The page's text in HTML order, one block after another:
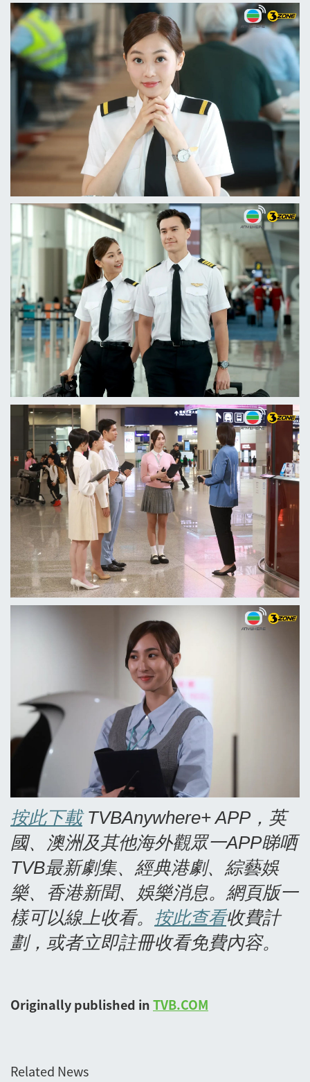
按此下載TVBAnywhere+ APP ，英
國、澳洲及其他海外觀眾一APP睇哂
TVB最新劇集、經典港劇、綜藝娛
樂、香港新聞、娛樂消息。網頁版一
樣可以線上收看。 按此查看收費計
劃，或者立即註冊收看免費內容。
Originally published inTVB.COM
Related News